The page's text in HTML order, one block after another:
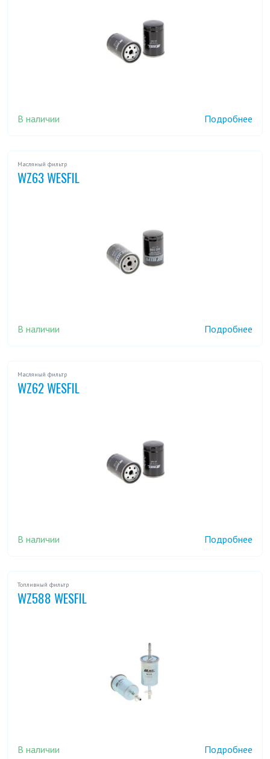
В наличии Подробнее
Масляный фильтр
WZ63 WESFIL
В наличии Подробнее
Масляный фильтр
WZ62 WESFIL
В наличии Подробнее
Топливный фильтр
WZ588 WESFIL
В наличии Подробнее